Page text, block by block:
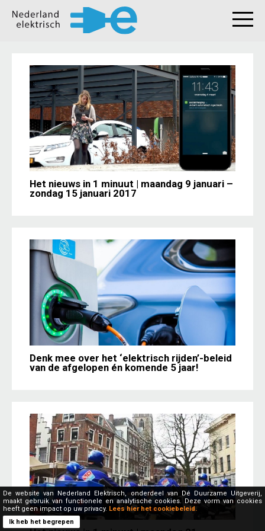
Het nieuws in 1 minuut | maandag 9 januari –
zondag 15 januari 2017
Denk mee over het ‘elektrisch rijden’-beleid
van de afgelopen én komende 5 jaar!
De website van Nederland Elektrisch, onderdeel van Dé Duurzame Uitgeverij,
maakt gebruik van functionele en analytische cookies. Deze vorm van cookies
heeft geen impact op uw privacy. Lees hier het cookiebeleid.
Ik heb het begrepen